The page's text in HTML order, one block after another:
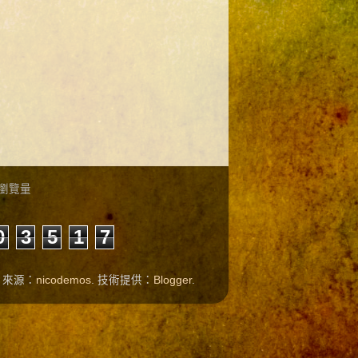
覽量
3 5 1 7
源： nicodemos. 技術提供： Blogger.